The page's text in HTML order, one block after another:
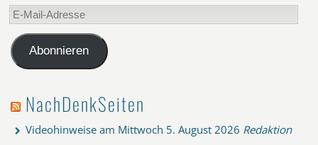
E-
Mail-
AdresseAbonnieren
NachDenkSeiten
Videohinweise am Mittwoch 5. August 2026 Redaktion